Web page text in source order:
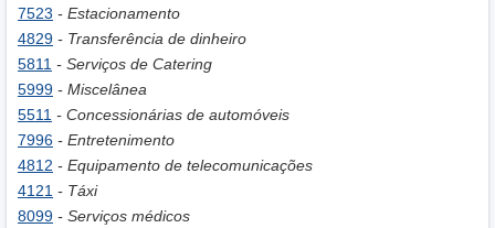
7523 - Estacionamento
4829 - Transferência de dinheiro
5811 - Serviços de Catering
5999 - Miscelânea
5511 - Concessionárias de automóveis
7996 - Entretenimento
4812 - Equipamento de telecomunicações
4121 - Táxi
8099 - Serviços médicos